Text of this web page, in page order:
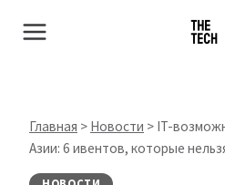
Главная > Новости > IT-
Азии: 6 ивентов, которые